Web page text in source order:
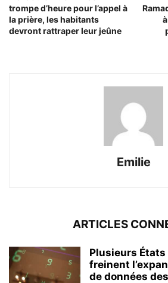
trompe d’heure pour l’appel à
la prière, les habitants
devront rattraper leur jeûne
Emilie
ARTICLES
Plusieurs
freinent
de données